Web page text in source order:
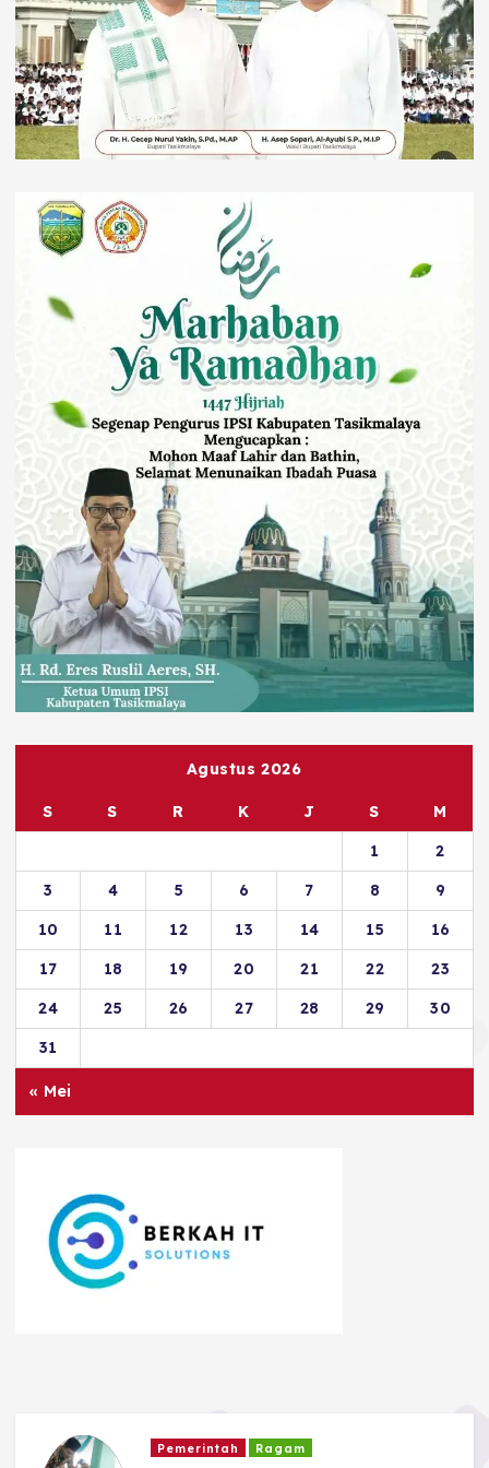
Agustus 2026
S S R K J S
M
1
2
3
4 5 6 7 8
9
10
11 12 13 14 15
16
17
18 19 20 21 22
23
24
25 26 27 28 29
30
31
« Mei
Kriminal dan Hukum